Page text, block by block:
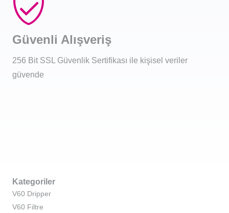
Güvenli Alışveriş
256 Bit SSL Güvenlik Sertifikası ile kişisel veriler
güvende
Kategoriler
V60 Dripper
V60 Filtre